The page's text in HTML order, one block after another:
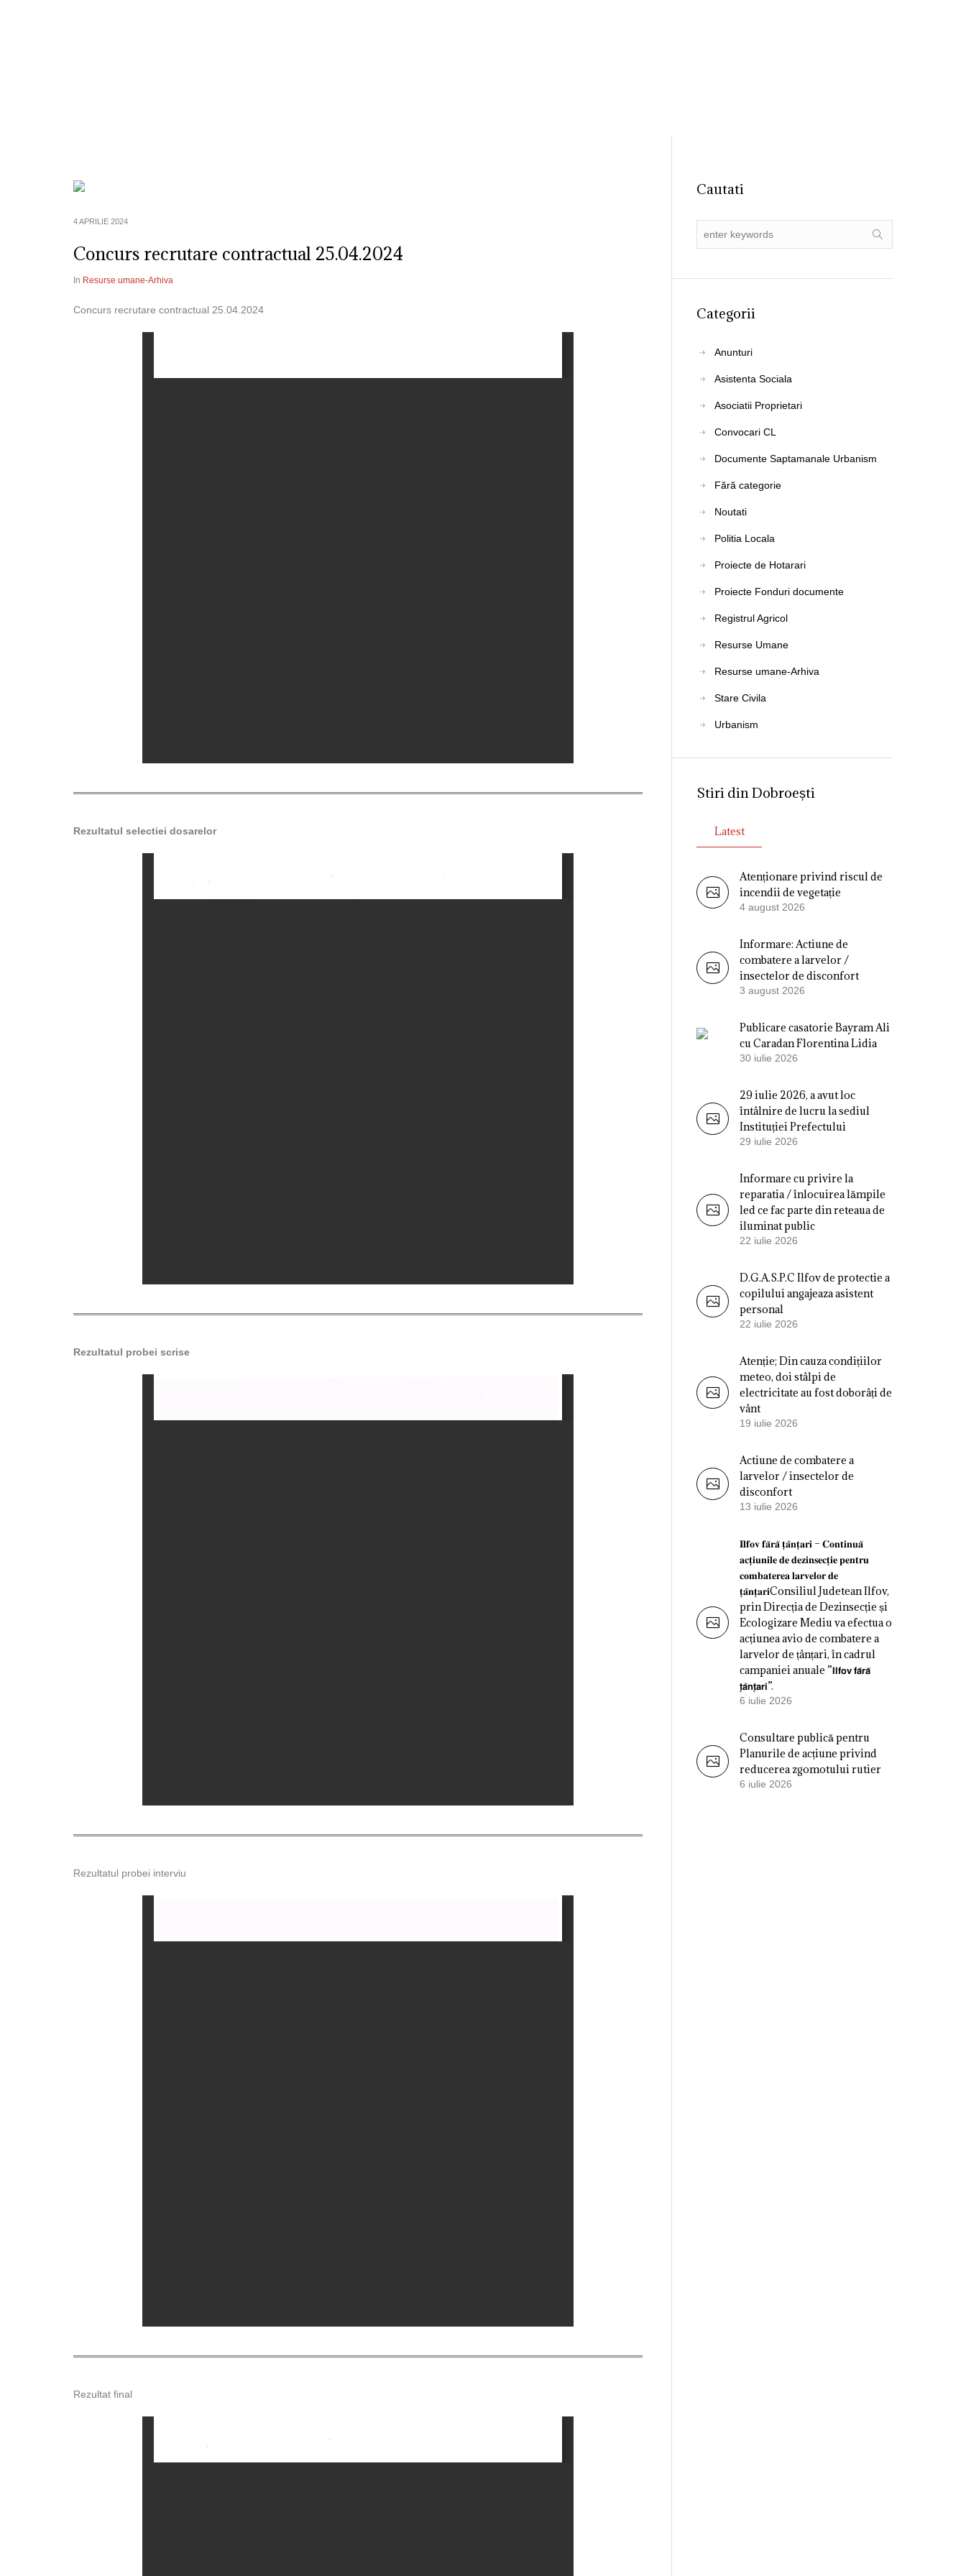
4 APRILIE 2024
Concurs recrutare contractual 25.04.2024
In Resurse umane-Arhiva
Concurs recrutare contractual 25.04.2024
Rezultatul selectiei dosarelor
Rezultatul probei scrise
Rezultatul probei interviu
Rezultat final
Cautati
Categorii
Anunturi
Asistenta Sociala
Asociatii Proprietari
Convocari CL
Documente Saptamanale Urbanism
Fără categorie
Noutati
Politia Locala
Proiecte de Hotarari
Proiecte Fonduri documente
Registrul Agricol
Resurse Umane
Resurse umane-Arhiva
Stare Civila
Urbanism
Stiri din Dobroești
Latest
Atenționare privind riscul de
incendii de vegetație
4 august 2026
Informare: Actiune de
combatere a larvelor /
insectelor de disconfort
3 august 2026
Publicare casatorie Bayram Ali
cu Caradan Florentina Lidia
30 iulie 2026
29 iulie 2026, a avut loc
întâlnire de lucru la sediul
Instituției Prefectului
29 iulie 2026
Informare cu privire la
reparatia / înlocuirea lămpile
led ce fac parte din reteaua de
iluminat public
22 iulie 2026
D.G.A.S.P.C Ilfov de protectie a
copilului angajeaza asistent
personal
22 iulie 2026
Atenție; Din cauza condițiilor
meteo, doi stâlpi de
electricitate au fost doborâți de
vânt
19 iulie 2026
Actiune de combatere a
larvelor / insectelor de
disconfort
13 iulie 2026
𝐈𝐥𝐟𝐨𝐯 𝐟𝐚̆𝐫𝐚̆ 𝐭̦𝐚̂𝐧𝐭̦𝐚𝐫𝐢 – 𝐂𝐨𝐧𝐭𝐢𝐧𝐮𝐚̆
𝐚𝐜𝐭̦𝐢𝐮𝐧𝐢𝐥𝐞 𝐝𝐞 𝐝𝐞𝐳𝐢𝐧𝐬𝐞𝐜𝐭̦𝐢𝐞 𝐩𝐞𝐧𝐭𝐫𝐮
𝐜𝐨𝐦𝐛𝐚𝐭𝐞𝐫𝐞𝐚 𝐥𝐚𝐫𝐯𝐞𝐥𝐨𝐫 𝐝𝐞
𝐭̦𝐚̂𝐧𝐭̦𝐚𝐫𝐢Consiliul Judetean Ilfov,
prin Direcția de Dezinsecție și
Ecologizare Mediu va efectua o
acțiunea avio de combatere a
larvelor de țânțari, în cadrul
campaniei anuale ”𝗜𝗹𝗳𝗼𝘃 𝗳𝗮̆𝗿𝗮̆
𝘁̦𝗮̂𝗻𝘁̦𝗮𝗿𝗶”.
6 iulie 2026
Consultare publică pentru
Planurile de acțiune privind
reducerea zgomotului rutier
6 iulie 2026